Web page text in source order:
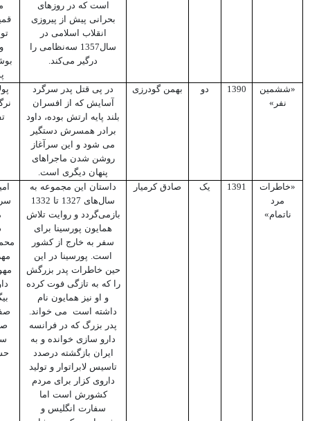
است که در روزهای
بحرانی پیش از پیروزی
انقلاب اسلامی در
سال1357 سه‌نظامی را
درگیر می‌کند.
«ششمین
نفر»
1390 دو بهمن گودرزی
در پی قتل پدر سرگرد
آسایش که از افسران
بلند پایه ارتش بوده، داود
برادر همسرش دستگیر
می شود و این سرآغاز
روشن شدن ماجراهای
پنهان دیگری است.
«خاطرات
مرد
ناتمام»
1391 یک صادق کرمیار
داستان این مجموعه به
سال‌های 1327 تا 1332
بازمی‌گردد و روایت تلاش
همایون پورسینا برای
سفر به خارج از کشور
است. پورسینا در این
حین خاطرات پدر بزرگش
را که به تازگی فوت کرده
و او نیز همایون نام
داشته است می خواند.
پدر بزرگ که در فرانسه
دارو سازی خوانده و به
ایران بازگشته درصدد
تاسیس لابراتوار و تولید
داروی کزار برای مردم
کشورش است اما
سفارت انگلیس و